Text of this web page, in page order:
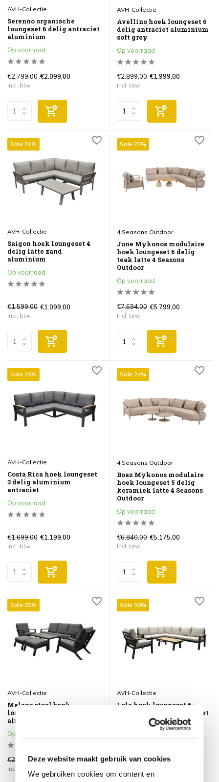
Deze website maakt gebruik van cookies
We gebruiken cookies om content en
AVH-Collectie
Serenno organische
loungeset 6 delig antraciet
aluminium
Op voorraad
€2.799,00 €2.099,00
Incl. btw
AVH-Collectie
Avellino hoek loungeset 6
delig antraciet aluminium
soft grey
Op voorraad
€2.899,00 €1.999,00
Incl. btw
Sale 31%
AVH-Collectie
Saigon hoek loungeset 4
delig latte zand
aluminium
Op voorraad
€1.599,00 €1.099,00
Incl. btw
Sale 25%
4 Seasons Outdoor
June Mykonos modulaire
hoek loungeset 6 delig
teak latte 4 Seasons
Outdoor
Op voorraad
€7.694,00 €5.799,00
Incl. btw
Sale 29%
AVH-Collectie
Costa Rica hoek loungeset
3 delig aluminium
antraciet
Op voorraad
€1.699,00 €1.199,00
Incl. btw
Sale 24%
4 Seasons Outdoor
Boaz Mykonos modulaire
hoek loungeset 5 delig
keramiek latte 4 Seasons
Outdoor
Op voorraad
€6.840,00 €5.175,00
Incl. btw
Sale 35%
AVH-Collectie
Malaga stoel bank
loungeset 6 delig antraciet
aluminium
Op voorraad
€2.399,00 €1.549,00
Incl. btw
Sale 30%
AVH-Collectie
Lola hoek loungeset 6-
delig aluminium antraciet
Op voorraad
€2.299,00 €1.599,00